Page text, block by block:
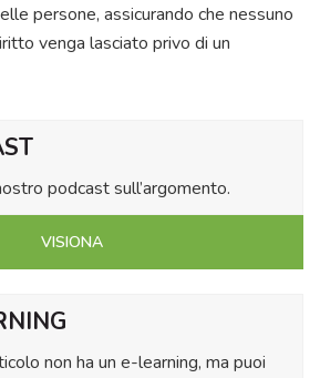
persone, assicurando che nessuno
venga lasciato privo di un
podcast sull’argomento.
VISIONA
non ha un e-learning, ma puoi